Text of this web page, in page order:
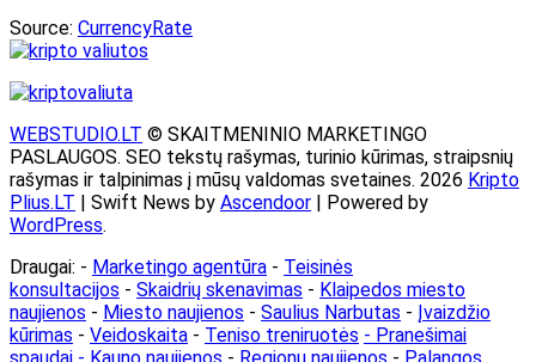
Source: CurrencyRate
WEBSTUDIO.LT © SKAITMENINIO MARKETINGO
PASLAUGOS. SEO tekstų rašymas, turinio kūrimas, straipsnių
rašymas ir talpinimas į mūsų valdomas svetaines. 2026 Kripto
Plius.LT | Swift News by Ascendoor | Powered by
WordPress.
Draugai: - Marketingo agentūra - Teisinės
konsultacijos - Skaidrių skenavimas - Klaipedos miesto
naujienos - Miesto naujienos - Saulius Narbutas - Įvaizdžio
kūrimas - Veidoskaita - Teniso treniruotės - Pranešimai